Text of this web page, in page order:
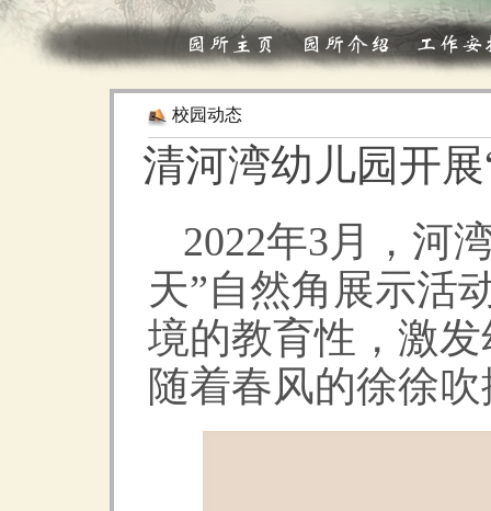
园所主页 园所介绍 工作安
校园动态
清河湾幼儿园开
2022年3月，河
天”自然角展示活
境的教育性，激
随着春风的徐徐